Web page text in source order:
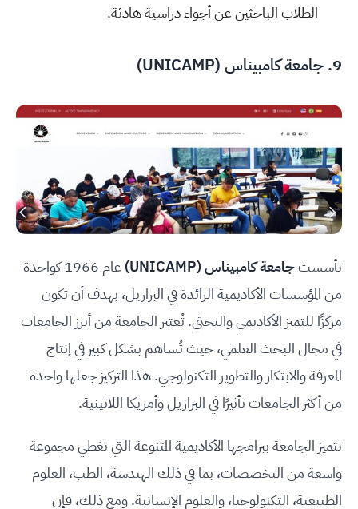
الطلاب الباحثين عن أجواء دراسية هادئة.
9. جامعة كامبيناس (UNICAMP )
تأسستجامعة كامبيناس (UNICAMP)
عام 1966 كواحدة
من المؤسسات الأكاديمية الرائدة في البرازيل، بهدف أن تكون
مركزًا للتميز الأكاديمي والبحثي. تُعتبر الجامعة من أبرز الجامعات
في مجال البحث العلمي، حيث تُساهم بشكل كبير في إنتاج
المعرفة والابتكار والتطوير التكنولوجي. هذا التركيز جعلها واحدة
من أكثر الجامعات تأثيرًا في البرازيل وأمريكا اللاتينية.
تتميز الجامعة ببرامجها الأكاديمية المتنوعة التي تغطي مجموعة
واسعة من التخصصات، بما في ذلك الهندسة، الطب، العلوم
الطبيعية، التكنولوجيا، والعلوم الإنسانية. ومع ذلك، فإن